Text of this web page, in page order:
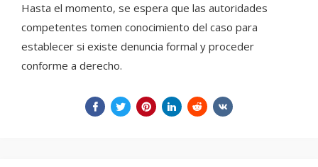
Hasta el momento, se espera que las autoridades
competentes tomen conocimiento del caso para
establecer si existe denuncia formal y proceder
conforme a derecho.